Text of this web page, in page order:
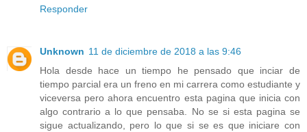
Responder
Unknown 11 de diciembre de 2018 a las 9:46
Hola desde hace un tiempo he pensado que inciar de
tiempo parcial era un freno en mi carrera como estudiante y
viceversa pero ahora encuentro esta pagina que inicia con
algo contrario a lo que pensaba. No se si esta pagina se
sigue actualizando, pero lo que si se es que iniciare con